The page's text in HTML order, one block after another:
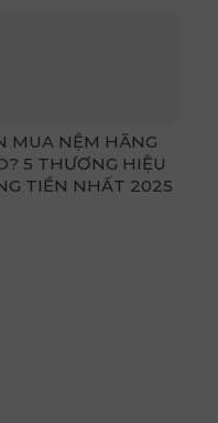
MUA NỆM HÃNG
5 THƯƠNG HIỆU
TIỀN NHẤT 2025